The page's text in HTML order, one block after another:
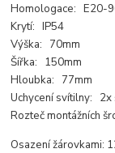
Homologace: E20-
Krytí: IP54
Výška: 70mm
Šířka: 150mm
Hloubka: 77mm
Uchycení svítilny: 2x
Rozteč montážních
Osazení žárovkami: